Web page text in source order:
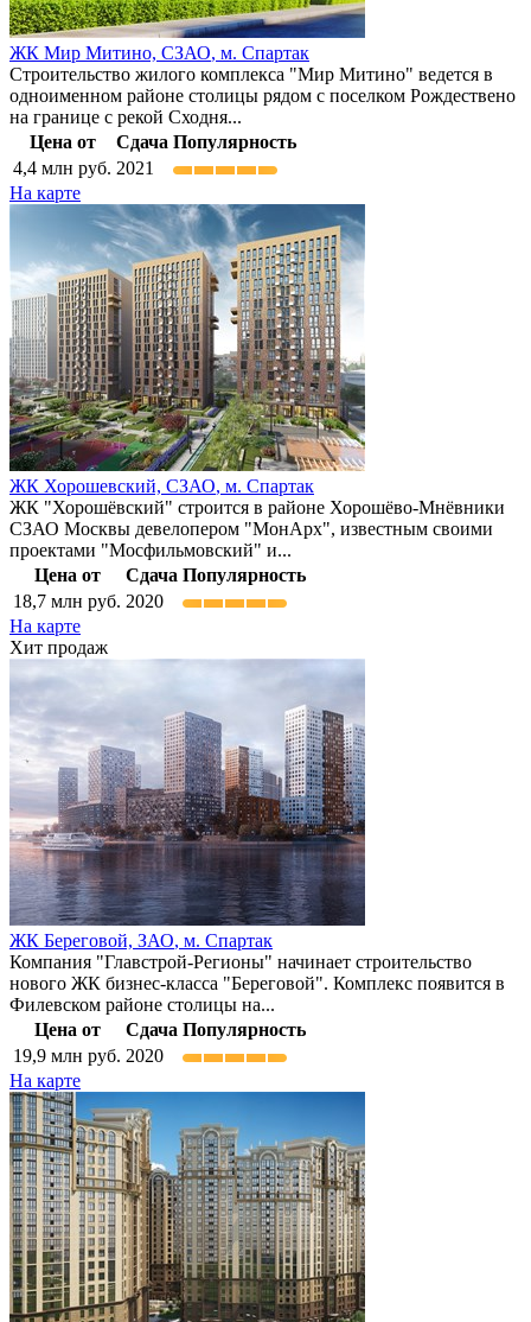
ЖК Мир Митино, СЗАО, м. Спартак
Строительство жилого комплекса "Мир Митино" ведется в
одноименном районе столицы рядом с поселком Рождествено
на границе с рекой Сходня...
Цена от
Сдача Популярность
4,4 млн руб. 2021
На карте
ЖК Хорошевский, СЗАО, м. Спартак
ЖК "Хорошёвский" строится в районе Хорошёво-Мнёвники
СЗАО Москвы девелопером "МонАрх", известным своими
проектами "Мосфильмовский" и...
Цена от
Сдача Популярность
18,7 млн руб. 2020
На карте
Хит продаж
ЖК Береговой, ЗАО, м. Спартак
Компания "Главстрой-Регионы" начинает строительство
нового ЖК бизнес-класса "Береговой". Комплекс появится в
Филевском районе столицы на...
Цена от
Сдача Популярность
19,9 млн руб. 2020
На карте